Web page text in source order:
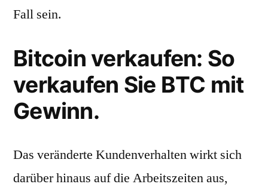
Fall sein.
Bitcoin verkaufen: So
verkaufen Sie BTC mit
Gewinn.
Das veränderte Kundenverhalten wirkt sich
darüber hinaus auf die Arbeitszeiten aus,